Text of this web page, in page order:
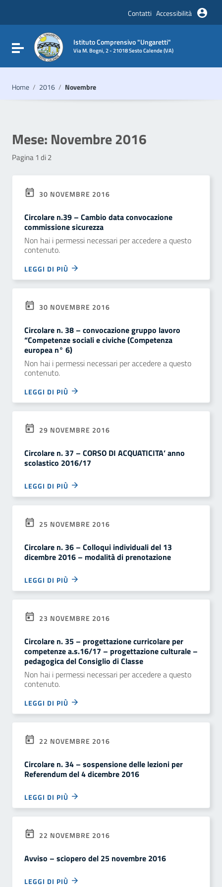
Vai al footer
Contatti Accessibilità
Attiva / disattiva la navigazione
Istituto Comprensivo "Ungaretti"
Via M. Bogni, 2 - 21018 Sesto Calende (VA)
Home / 2016 / Novembre
Mese: Novembre 2016
Pagina 1 di 2
30 NOVEMBRE 2016
Circolare n.39 – Cambio data convocazione
commissione sicurezza
Non hai i permessi necessari per accedere a questo
contenuto.
LEGGI DI PIÙ
30 NOVEMBRE 2016
Circolare n. 38 – convocazione gruppo lavoro
“Competenze sociali e civiche (Competenza
europea n° 6)
Non hai i permessi necessari per accedere a questo
contenuto.
LEGGI DI PIÙ
29 NOVEMBRE 2016
Circolare n. 37 – CORSO DI ACQUATICITA’ anno
scolastico 2016/17
LEGGI DI PIÙ
25 NOVEMBRE 2016
Circolare n. 36 – Colloqui individuali del 13
dicembre 2016 – modalità di prenotazione
LEGGI DI PIÙ
23 NOVEMBRE 2016
Circolare n. 35 – progettazione curricolare per
competenze a.s.16/17 – progettazione culturale –
pedagogica del Consiglio di Classe
Non hai i permessi necessari per accedere a questo
contenuto.
LEGGI DI PIÙ
22 NOVEMBRE 2016
Circolare n. 34 – sospensione delle lezioni per
Referendum del 4 dicembre 2016
LEGGI DI PIÙ
22 NOVEMBRE 2016
Avviso – sciopero del 25 novembre 2016
LEGGI DI PIÙ